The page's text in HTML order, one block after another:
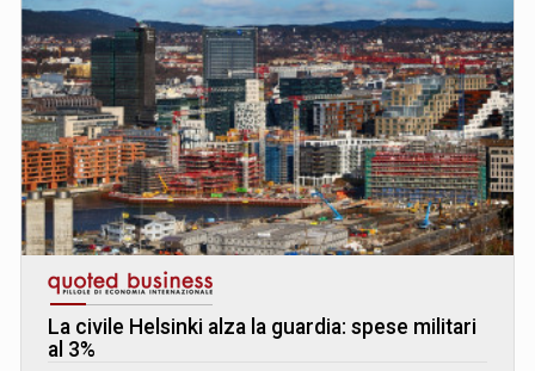
La civile Helsinki alza la guardia: spese militari
al 3%